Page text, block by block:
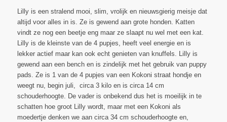
Lilly is een stralend mooi, slim, vrolijk en nieuwsgierig meisje dat
altijd voor alles in is. Ze is gewend aan grote honden. Katten
vindt ze nog een beetje eng maar ze slaapt nu wel met een kat.
Lilly is de kleinste van de 4 pupjes, heeft veel energie en is
lekker actief maar kan ook echt genieten van knuffels. Lilly is
gewend aan een bench en is zindelijk met het gebruik van puppy
pads. Ze is 1 van de 4 pupjes van een Kokoni straat hondje en
weegt nu, begin juli, circa 3 kilo en is circa 14 cm
schouderhoogte. De vader is onbekend dus het is moeilijk in te
schatten hoe groot Lilly wordt, maar met een Kokoni als
moedertje denken we aan circa 34 cm schouderhoogte en,